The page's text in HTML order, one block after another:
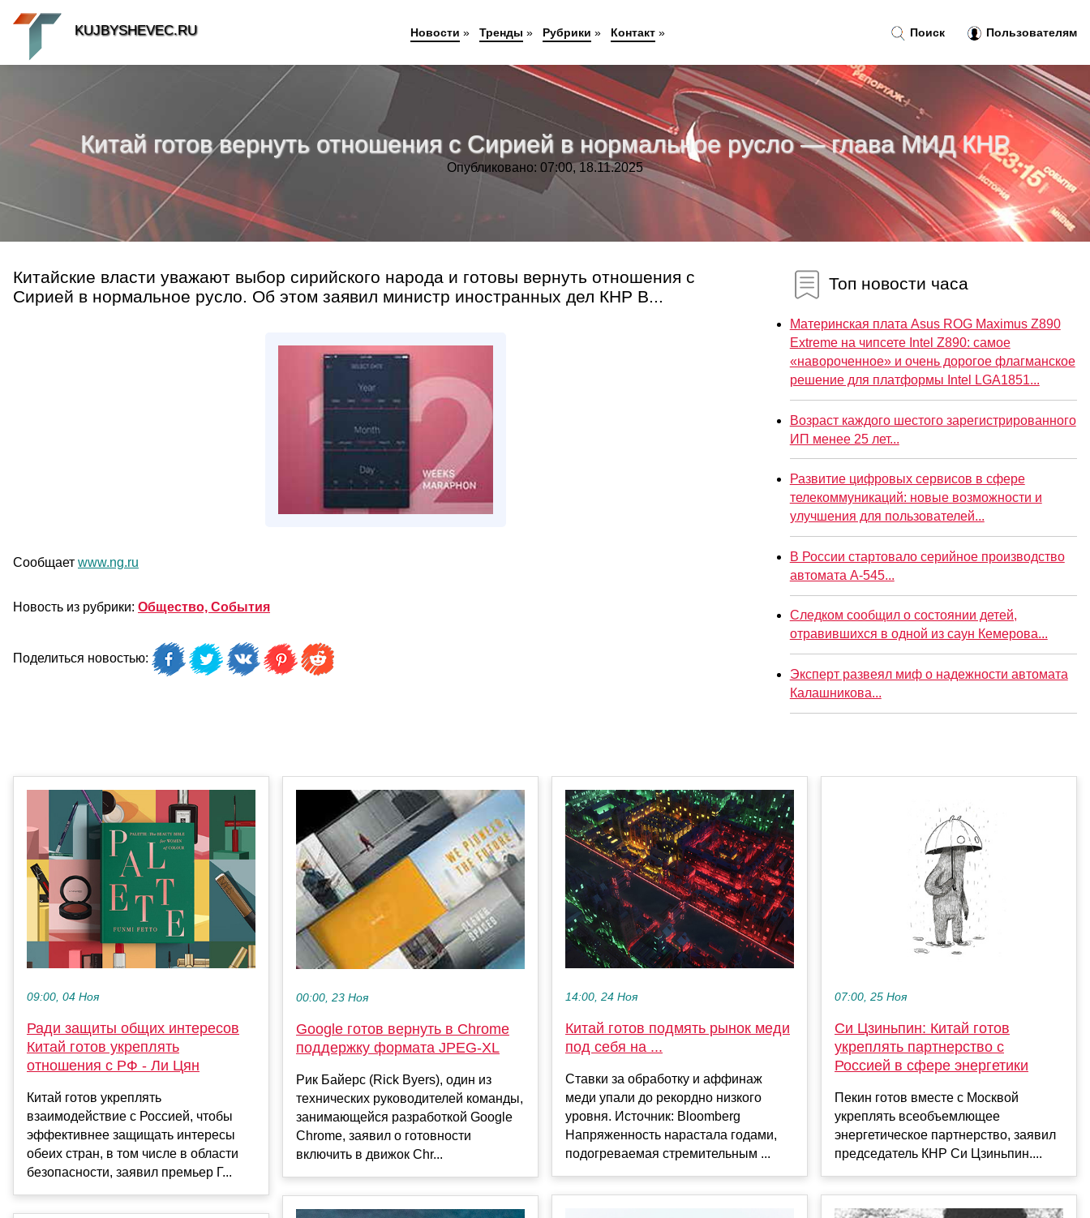
Китай готов вернуть отношения с Сирией в нормальное русло — глава МИД КНР
Опубликовано: 07:00, 18.11.2025
Китайские власти уважают выбор сирийского народа и готовы вернуть отношения с
Сирией в нормальное русло. Об этом заявил министр иностранных дел КНР В...
Сообщает www.ng.ru
Новость из рубрики: Общество, События
Поделиться новостью:
Топ новости часа
Материнская плата Asus ROG Maximus Z890
Extreme на чипсете Intel Z890: самое
«навороченное» и очень дорогое флагманское
решение для платформы Intel LGA1851...
Возраст каждого шестого зарегистрированного
ИП менее 25 лет...
Развитие цифровых сервисов в сфере
телекоммуникаций: новые возможности и
улучшения для пользователей...
В России стартовало серийное производство
автомата А-545...
Следком сообщил о состоянии детей,
отравившихся в одной из саун Кемерова...
Эксперт развеял миф о надежности автомата
Калашникова...
09:00, 04 Ноя
Ради защиты общих интересов
Китай готов укреплять
отношения с РФ - Ли Цян
Китай готов укреплять
взаимодействие с Россией, чтобы
эффективнее защищать интересы
обеих стран, в том числе в области
безопасности, заявил премьер Г...
00:00, 23 Ноя
Google готов вернуть в Chrome
поддержку формата JPEG-XL
Рик Байерс (Rick Byers), один из
технических руководителей команды,
занимающейся разработкой Google
Chrome, заявил о готовности
включить в движок Chr...
14:00, 24 Ноя
Китай готов подмять рынок меди
под себя на ...
Ставки за обработку и аффинаж
меди упали до рекордно низкого
уровня. Источник: Bloomberg
Напряженность нарастала годами,
подогреваемая стремительным ...
07:00, 25 Ноя
Си Цзиньпин: Китай готов
укреплять партнерство с
Россией в сфере энергетики
Пекин готов вместе с Москвой
укреплять всеобъемлющее
энергетическое партнерство, заявил
председатель КНР Си Цзиньпин....
Поиск Пользователям
KUJBYSHEVEC.RU Новости » Тренды » Рубрики » Контакт»